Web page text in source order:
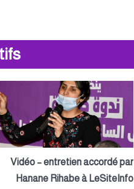
Vidéo – entretien accordé par
Hanane Rihabe à LeSiteInfo